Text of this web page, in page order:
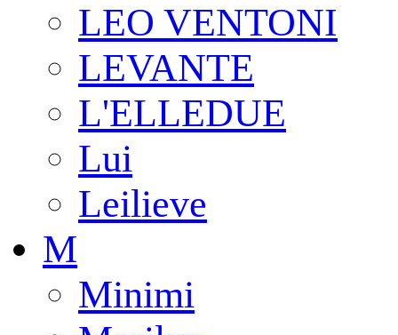
LEO VENTONI
LEVANTE
L'ELLEDUE
Lui
Leilieve
M
Minimi